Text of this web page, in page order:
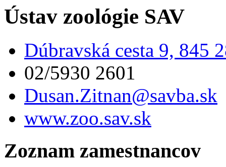
Ústav zoológie SAV
Dúbravská cesta 9, 845
02/5930 2601
Dusan.Zitnan@savba.sk
www.zoo.sav.sk
Zoznam zamestnancov